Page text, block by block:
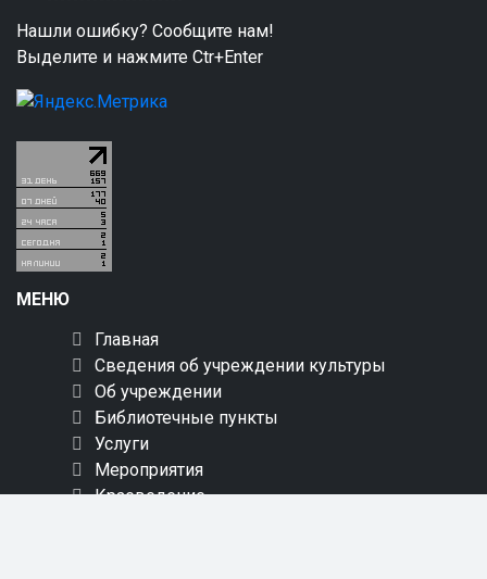
Нашли ошибку? Сообщите нам!
Выделите и нажмите Ctr+Enter
МЕНЮ
Главная
Сведения об учреждении культуры
Об учреждении
Библиотечные пункты
Услуги
Мероприятия
Краеведение